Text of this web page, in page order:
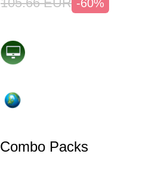
-60%
Combo Packs